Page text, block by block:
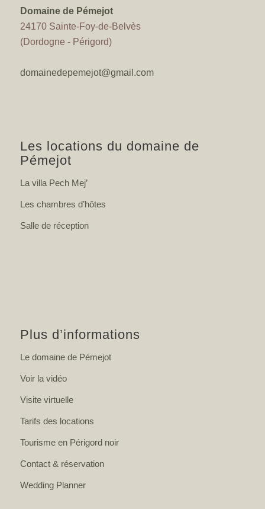
Domaine de Pémejot
24170 Sainte-Foy-de-Belvès
(Dordogne - Périgord)
domainedepemejot@gmail.com
Les locations du domaine de
Pémejot
La villa Pech Mej’
Les chambres d’hôtes
Salle de réception
Plus d’informations
Le domaine de Pémejot
Voir la vidéo
Visite virtuelle
Tarifs des locations
Tourisme en Périgord noir
Contact & réservation
Wedding Planner